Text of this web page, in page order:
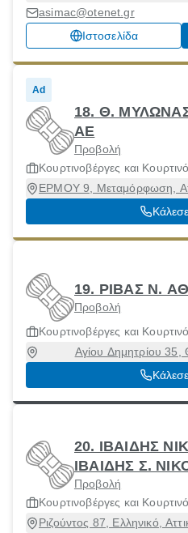
asimac@otenet.gr
Ιστοσελίδα
Ad
18. Θ.
ΑΕ
Προβολή
Κουρτινοβέργες και
ΕΡΜΟΥ 9, Μεταμόρφωση,
19. ΡΙΒΑΣ Ν.
Προβολή
Κουρτινοβέργες και
Αγίου Δημητρίου 35,
20. ΙΒΑΙΔΗΣ
ΙΒΑΙΔΗΣ Σ.
Προβολή
Κουρτινοβέργες και
Ριζούντος 87, Ελληνικό,